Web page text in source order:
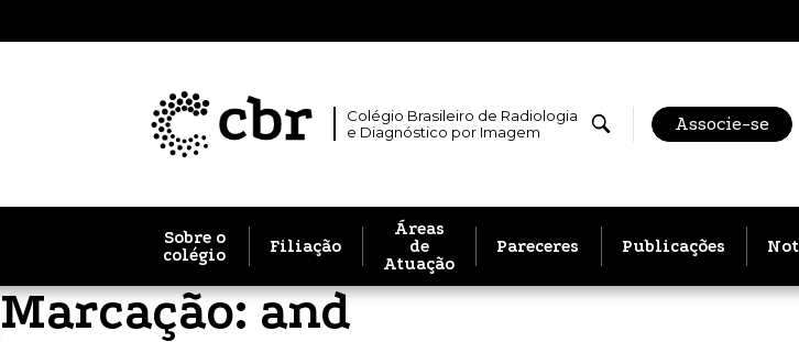
Colégio Brasileiro de Radiologia
e Diagnóstico por Imagem
Associe-se
Sobre o
colégio
Filiação
Áreas
de
Atuação
Pareceres Publicações
Marcação:and